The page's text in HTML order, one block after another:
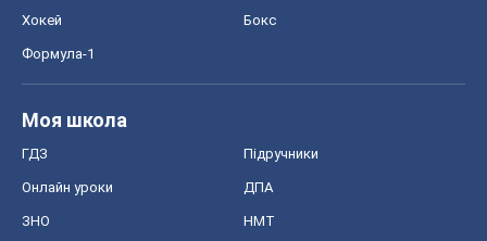
Хокей Бокс
Формула-1
Моя школа
ГДЗ Підручники
Онлайн уроки ДПА
ЗНО НМТ